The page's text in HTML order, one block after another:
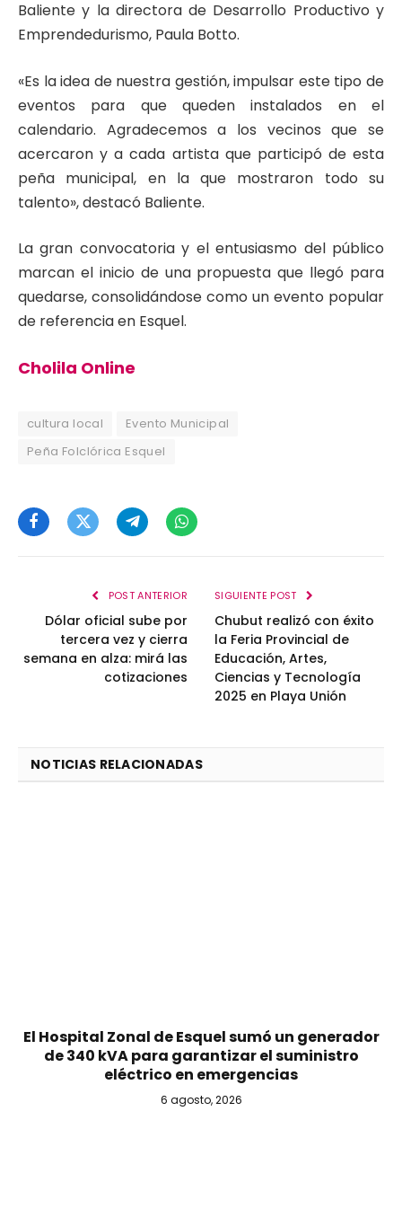
Baliente y la directora de Desarrollo Productivo y
Emprendedurismo, Paula Botto.
«Es la idea de nuestra gestión, impulsar este tipo de
eventos para que queden instalados en el
calendario. Agradecemos a los vecinos que se
acercaron y a cada artista que participó de esta
peña municipal, en la que mostraron todo su
talento», destacó Baliente.
La gran convocatoria y el entusiasmo del público
marcan el inicio de una propuesta que llegó para
quedarse, consolidándose como un evento popular
de referencia en Esquel.
Cholila Online
cultura local
Evento Municipal
Peña Folclórica Esquel
FacebookTwitterTelegramWhatsApp
POST ANTERIOR
Dólar oficial sube por
tercera vez y cierra
semana en alza: mirá las
cotizaciones
SIGUIENTE POST
Chubut realizó con éxito
la Feria Provincial de
Educación, Artes,
Ciencias y Tecnología
2025 en Playa Unión
NOTICIAS RELACIONADAS
El Hospital Zonal de Esquel sumó un generador
de 340 kVA para garantizar el suministro
eléctrico en emergencias
6 agosto, 2026